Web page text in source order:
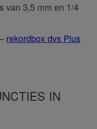
van 3,5 mm en 1/4
rekordbox dvs Plus
IN